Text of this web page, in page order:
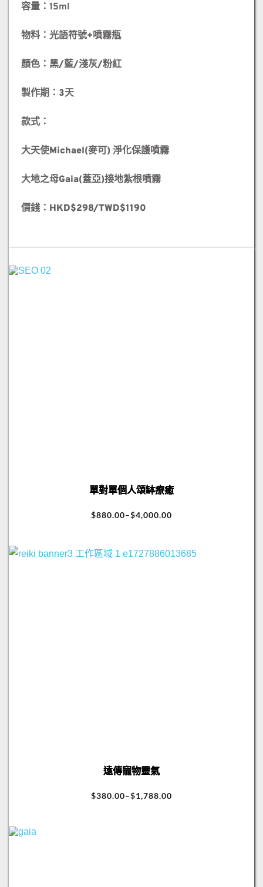
容量：15ml
物料：光語符號+噴霧瓶
顏色：黑/藍/淺灰/粉紅
製作期：3天
款式：
大天使Michael(麥可) 淨化保護噴霧
大地之母Gaia(蓋亞)接地紮根噴霧
價錢：HKD$298/TWD$1190
單對單個人頌缽療癒
$880.00–$4,000.00
遠傳寵物靈氣
$380.00–$1,788.00